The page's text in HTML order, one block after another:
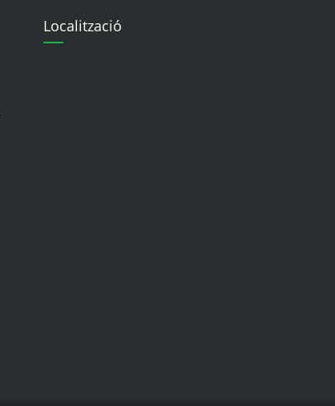
Localització